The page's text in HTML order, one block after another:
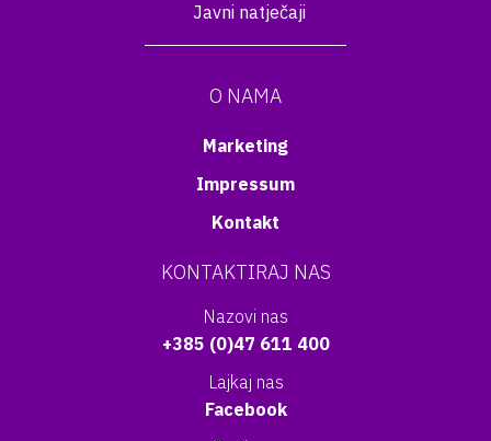
Javni natječaji
O NAMA
Marketing
Impressum
Kontakt
KONTAKTIRAJ NAS
Nazovi nas
+385 (0)47 611 400
Lajkaj nas
Facebook